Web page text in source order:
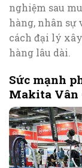
nghiệm sau
hàng, nhân sự
cách đại lý
hàng lâu dài.
Sức mạnh
Makita Vân